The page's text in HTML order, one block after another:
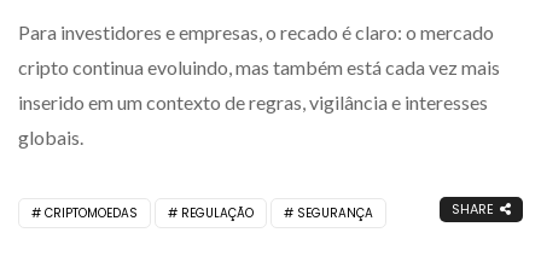
Para investidores e empresas, o recado é claro: o mercado
cripto continua evoluindo, mas também está cada vez mais
inserido em um contexto de regras, vigilância e interesses
globais.
CRIPTOMOEDAS REGULAÇÃO SEGURANÇA SHARE